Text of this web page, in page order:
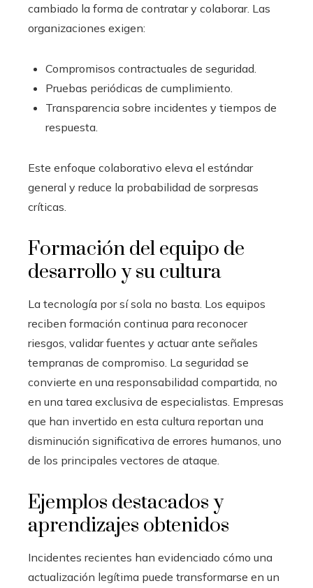
cambiado la forma de contratar y colaborar. Las
organizaciones exigen:
Compromisos contractuales de seguridad.
Pruebas periódicas de cumplimiento.
Transparencia sobre incidentes y tiempos de
respuesta.
Este enfoque colaborativo eleva el estándar
general y reduce la probabilidad de sorpresas
críticas.
Formación del equipo de
desarrollo y su cultura
La tecnología por sí sola no basta. Los equipos
reciben formación continua para reconocer
riesgos, validar fuentes y actuar ante señales
tempranas de compromiso. La seguridad se
convierte en una responsabilidad compartida, no
en una tarea exclusiva de especialistas. Empresas
que han invertido en esta cultura reportan una
disminución significativa de errores humanos, uno
de los principales vectores de ataque.
Ejemplos destacados y
aprendizajes obtenidos
Incidentes recientes han evidenciado cómo una
actualización legítima puede transformarse en un